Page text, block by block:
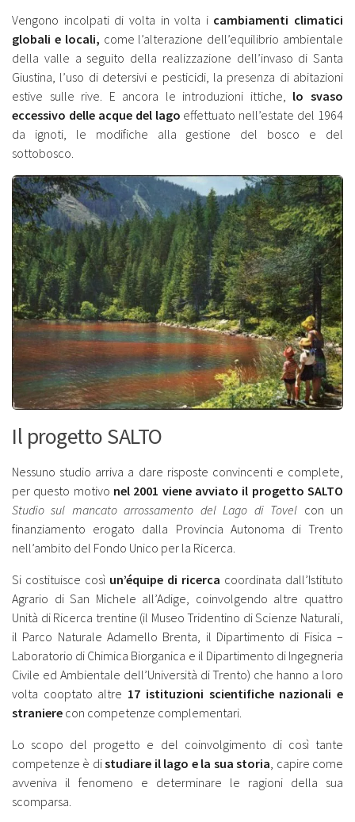
Vengono incolpati di volta in volta i cambiamenti climatici
globali e locali, come l’alterazione dell’equilibrio ambientale
della valle a seguito della realizzazione dell’invaso di Santa
Giustina, l’uso di detersivi e pesticidi, la presenza di abitazioni
estive sulle rive. E ancora le introduzioni ittiche, lo svaso
eccessivo delle acque del lago effettuato nell’estate del 1964
da ignoti, le modifiche alla gestione del bosco e del
sottobosco.
Il progetto SALTO
Nessuno studio arriva a dare risposte convincenti e complete,
per questo motivo nel 2001 viene avviato il progetto SALTO
Studio sul mancato arrossamento del Lago di Tovel con un
finanziamento erogato dalla Provincia Autonoma di Trento
nell’ambito del Fondo Unico per la Ricerca.
Si costituisce così un’équipe di ricerca coordinata dall’Istituto
Agrario di San Michele all’Adige, coinvolgendo altre quattro
Unità di Ricerca trentine (il Museo Tridentino di Scienze Naturali,
il Parco Naturale Adamello Brenta, il Dipartimento di Fisica –
Laboratorio di Chimica Biorganica e il Dipartimento di Ingegneria
Civile ed Ambientale dell’Università di Trento) che hanno a loro
volta cooptato altre 17 istituzioni scientifiche nazionali e
straniere con competenze complementari.
Lo scopo del progetto e del coinvolgimento di così tante
competenze è distudiare il lago e la sua storia , capire come
avveniva il fenomeno e determinare le ragioni della sua
scomparsa.